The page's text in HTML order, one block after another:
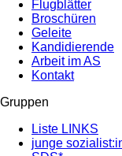
Flugblätter
Broschüren
Geleite
Kandidierende
Arbeit im AS
Kontakt
Gruppen
Liste LINKS
junge